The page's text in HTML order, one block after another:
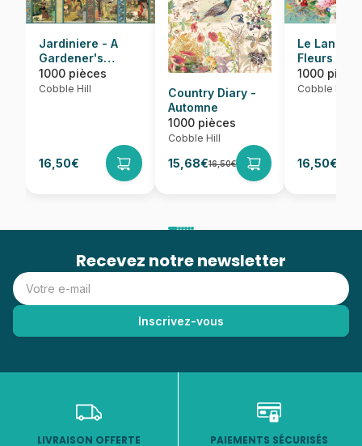
Jardiniere - A
Gardener's
Calendar
1000 pièces
Cobble Hill
16,50€
Country Diary -
Automne
1000 pièces
Cobble Hill
15,68€16,50€
Le
Fleurs
1000
Cobble Hill
16,50€
Recevez notre newsletter
LIVRAISON OFFERTE
PAIEMENTS SÉCURISÉS